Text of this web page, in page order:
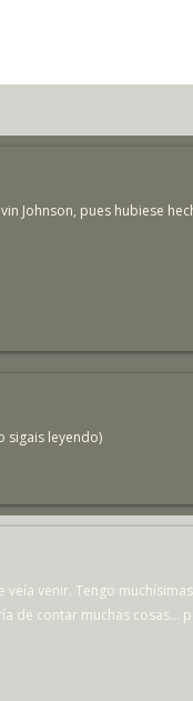
Johnson, pues hubiese
sigais leyendo)
veía venir. Tengo muchísimas
de contar muchas cosas...